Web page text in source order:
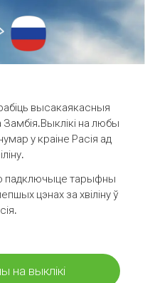
высакаякасныя
Замбія.Выклікі на любы
у краіне Расія ад
падключыце тарыфны
цэнах за хвіліну ў
на выклікі